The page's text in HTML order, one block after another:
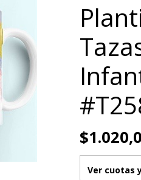
Ver cuotas